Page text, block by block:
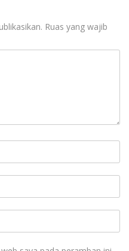
Ruas yang wajib